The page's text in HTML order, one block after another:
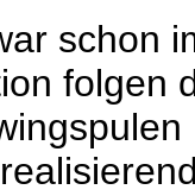
schon
folgen